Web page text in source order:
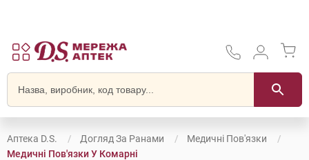
Аптека D.S. Догляд За Ранами
Медичні Пов'язки
Медичні Пов'язки У Комарні